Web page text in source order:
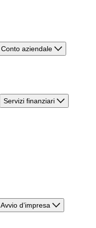
Conto aziendale
Servizi finanziari
Avvio d’impresa